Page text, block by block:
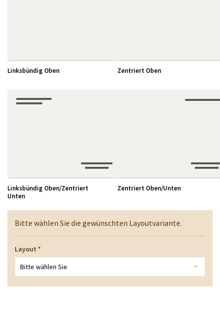
Linksbündig Oben Zentriert Oben
Linksbündig Oben/Zentriert
Unten
Zentriert Oben/Unten
Bitte wählen Sie die gewünschten Layoutvariante.
Layout *
Bitte wählen Sie